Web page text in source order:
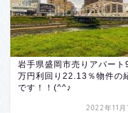
岩手県盛岡市売りアパート
万円利回り22.13％物件の
です！！(^^♪
2022年11月